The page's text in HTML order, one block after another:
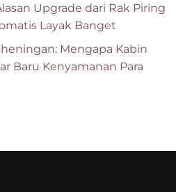
Upgrade dari Rak Piring
Layak Banget
Mengapa Kabin
Baru Kenyamanan Para